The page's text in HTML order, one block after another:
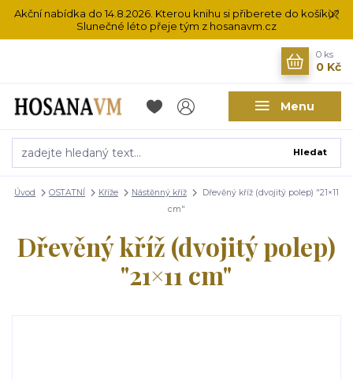
Akční nabídka do 14.8.2026. Kterou knihu si přiberete do košíku?
Slunečné léto přeje tým z hosanavm.cz
Menu
Hledat
0 ks
0 Kč
Úvod OSTATNÍ Kříže Nástěnný kříž
Dřevěný kříž (dvojitý polep) "21×11
cm"
Dřevěný kříž (dvojitý polep)
"21×11 cm"